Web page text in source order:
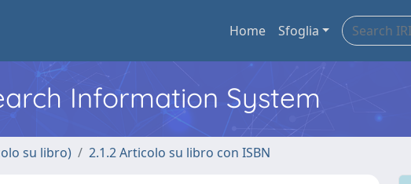
Home Sfoglia
Information System
su libro) 2.1.2 Articolo su libro con ISBN